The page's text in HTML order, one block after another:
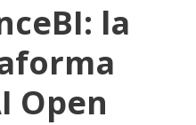
la
Open